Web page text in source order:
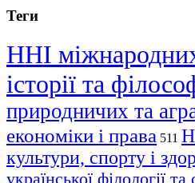
Теги
ННІ
історії та
природничих та
економіки і права 511
культури, спорту і
української філології